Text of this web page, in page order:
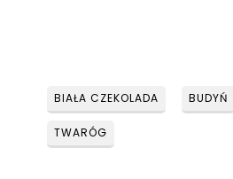
BIAŁA CZEKOLADA BUDYŃ
TWARÓG